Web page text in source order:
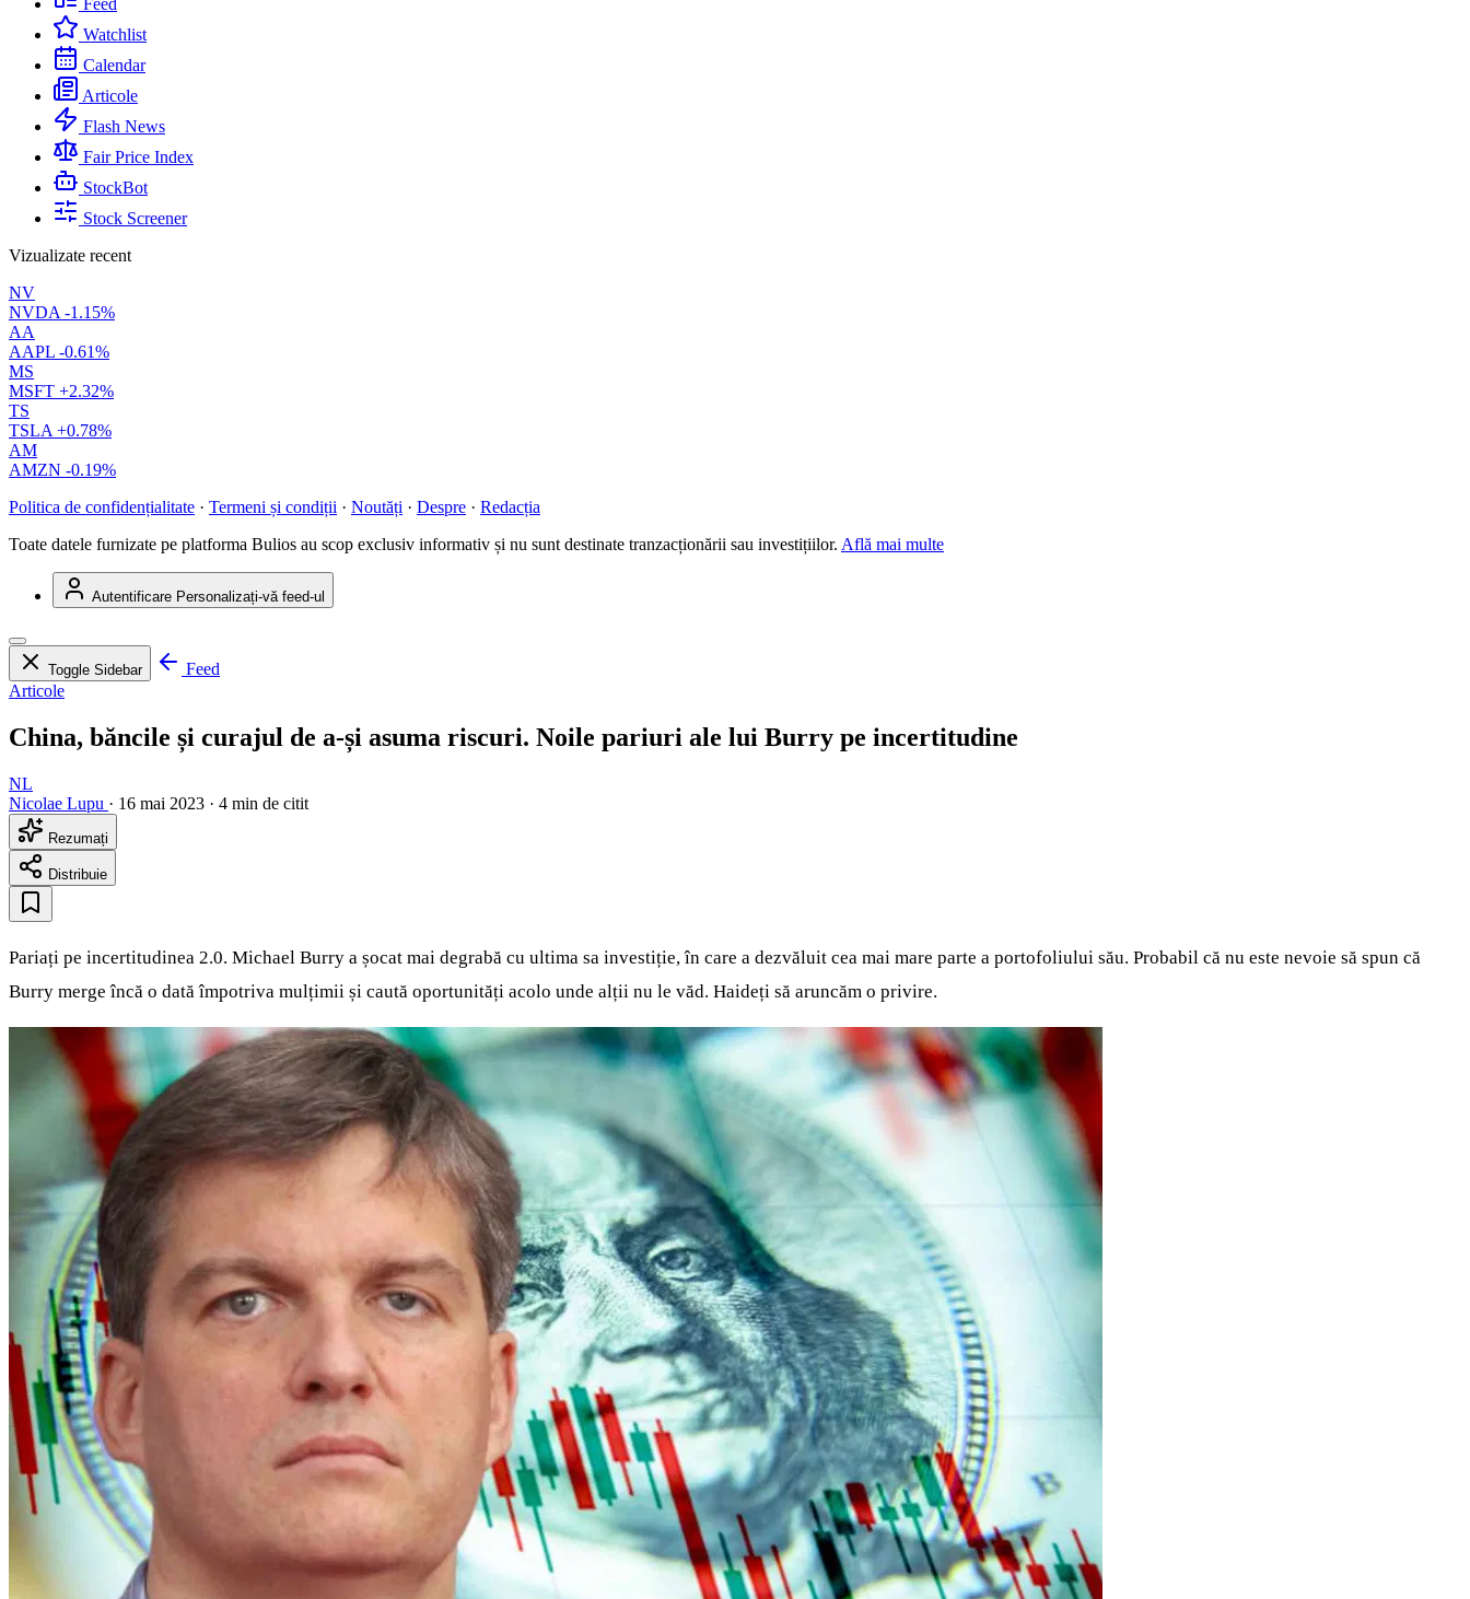
Feed
Watchlist
Calendar
Articole
Flash News
Fair Price Index
StockBot
Stock Screener
Vizualizate recent
NV
NVDA -1.15%
AA
AAPL -0.61%
MS
MSFT +2.32%
TS
TSLA +0.78%
AM
AMZN -0.19%
Politica de confidențialitate · Termeni și condiții · Noutăți · Despre · Redacția
Toate datele furnizate pe platforma Bulios au scop exclusiv informativ și nu sunt destinate tranzacționării sau investițiilor. Află mai multe
Autentificare Personalizați-vă feed-ul
Toggle Sidebar
Feed
Articole
China, băncile și curajul de a-și asuma riscuri. Noile pariuri ale lui Burry pe incertitudine
NL
Nicolae Lupu · 16 mai 2023 · 4 min de citit
Rezumați
Distribuie
Pariați pe incertitudinea 2.0. Michael Burry a șocat mai degrabă cu ultima sa investiție, în care a dezvăluit cea mai mare parte a portofoliului său. Probabil că nu este nevoie să spun că
Burry merge încă o dată împotriva mulțimii și caută oportunități acolo unde alții nu le văd. Haideți să aruncăm o privire.